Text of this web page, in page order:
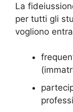
La
per tutti gli
vogliono